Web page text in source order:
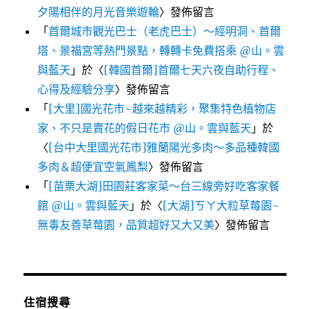
夕陽相伴的月光音樂遊輪〉發佈留言
「首爾城市觀光巴士（老虎巴士）～經明洞、首爾
塔、景福宮等熱門景點，轉轉卡免費搭乘 @山。雲
與藍天 」於〈[韓國首爾]首爾七天六夜自助行程、
心得及經驗分享〉發佈留言
「[大里]國光花市~越來越精彩，聚集特色植物店
家、不只是賣花的假日花市 @山。雲與藍天 」於
〈[台中大里國光花市]雅蘭陽光多肉～多品種韓國
多肉＆超便宜空氣鳳梨〉發佈留言
「[苗栗大湖]田園莊客家菜～台三線旁好吃客家餐
館 @山。雲與藍天 」於〈[大湖]ㄎㄚ大粒草莓園~
無毒友善草莓園，品質超好又大又美〉發佈留言
住宿搜尋